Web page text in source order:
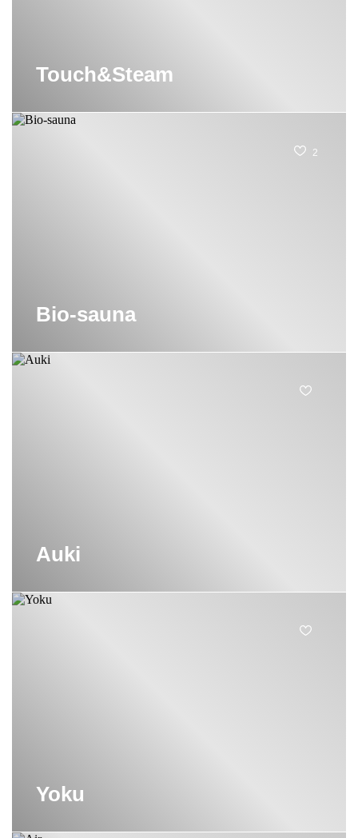
Touch&Steam
2
Bio-sauna
Auki
Yoku